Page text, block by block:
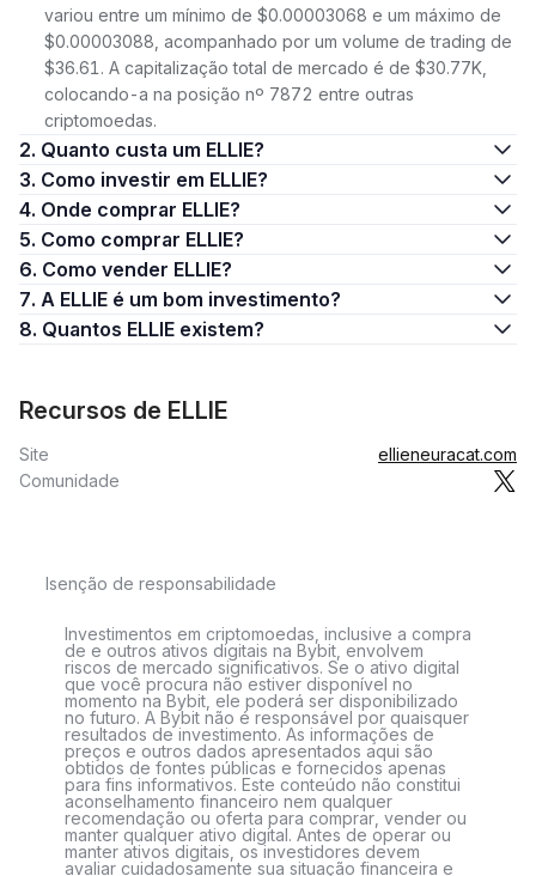
variou entre um mínimo de $0.00003068 e um máximo de
$0.00003088, acompanhado por um volume de trading de
$36.61. A capitalização total de mercado é de $30.77K,
colocando-a na posição nº 7872 entre outras
criptomoedas.
2. Quanto custa um ELLIE?
3. Como investir em ELLIE?
4. Onde comprar ELLIE?
5. Como comprar ELLIE?
6. Como vender ELLIE?
7. A ELLIE é um bom investimento?
8. Quantos ELLIE existem?
Recursos de ELLIE
Site
ellieneuracat.com
Comunidade
Isenção de responsabilidade
Investimentos em criptomoedas, inclusive a compra
de e outros ativos digitais na Bybit, envolvem
riscos de mercado significativos. Se o ativo digital
que você procura não estiver disponível no
momento na Bybit, ele poderá ser disponibilizado
no futuro. A Bybit não é responsável por quaisquer
resultados de investimento. As informações de
preços e outros dados apresentados aqui são
obtidos de fontes públicas e fornecidos apenas
para fins informativos. Este conteúdo não constitui
aconselhamento financeiro nem qualquer
recomendação ou oferta para comprar, vender ou
manter qualquer ativo digital. Antes de operar ou
manter ativos digitais, os investidores devem
avaliar cuidadosamente sua situação financeira e